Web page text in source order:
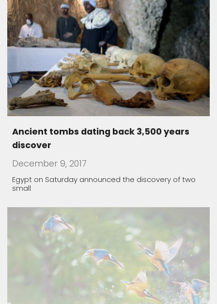
Ancient tombs dating back 3,500 years
discover
December 9, 2017
Egypt on Saturday announced the discovery of two
small